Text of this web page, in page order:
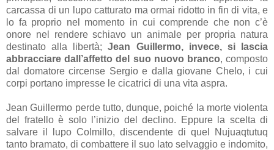
carcassa di un lupo catturato ma ormai ridotto in fin di vita, e
lo fa proprio nel momento in cui comprende che non c’è
onore nel rendere schiavo un animale per propria natura
destinato alla libertà;Jean Guillermo, invece, si lascia
abbracciare dall’affetto del suo nuovo branco, composto
dal domatore circense Sergio e dalla giovane Chelo, i cui
corpi portano impresse le cicatrici di una vita aspra.
Jean Guillermo perde tutto, dunque, poiché la morte violenta
del fratello è solo l’inizio del declino. Eppure la scelta di
salvare il lupo Colmillo, discendente di quel Nujuaqtutuq
tanto bramato, di combattere il suo lato selvaggio e indomito,